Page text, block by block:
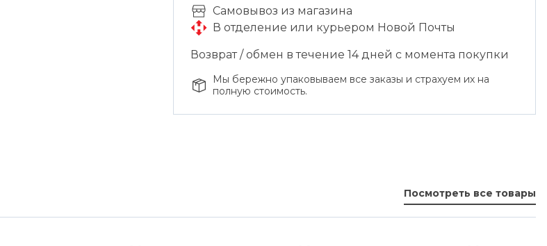
Cамовывоз из магазина
В отделение или курьером Новой Почты
Возврат / обмен в течение 14 дней с момента покупки
Мы бережно упаковываем все заказы и страхуем их на
полную стоимость.
Посмотреть все товары